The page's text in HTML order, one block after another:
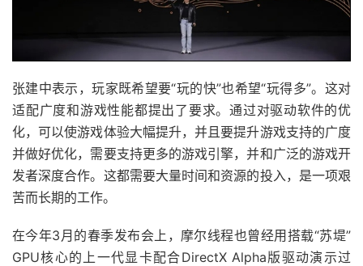
张建中表示，玩家既希望要“玩的快”也希望“玩得多”。这对
适配广度和游戏性能都提出了要求。通过对驱动软件的优
化，可以使游戏体验大幅提升，并且要提升游戏支持的广度
并做好优化，需要支持更多的游戏引擎，并和广泛的游戏开
发者深度合作。这都需要大量时间和资源的投入，是一项艰
苦而长期的工作。
在今年3月的春季发布会上，摩尔线程也曾经用搭载“苏堤”
GPU核心的上一代显卡配合DirectX Alpha版驱动演示过